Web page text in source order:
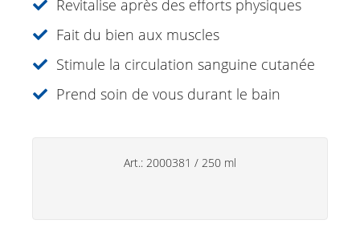
Déodorants
Revitalise après des efforts physiques
Fait du bien aux muscles
Stimule la circulation sanguine cutanée
Prend soin de vous durant le bain
Art.: 2000381 / 250 ml